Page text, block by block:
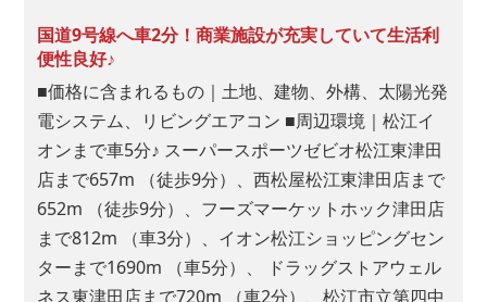
国道9号線へ車2分！商業施設が充実していて生活利
便性良好♪
■価格に含まれるもの｜土地、建物、外構、太陽光発
電システム、リビングエアコン ■周辺環境｜松江イ
オンまで車5分♪ スーパースポーツゼビオ松江東津田
店まで657m （徒歩9分）、西松屋松江東津田店まで
652m （徒歩9分）、フーズマーケットホック津田店
まで812m （車3分）、イオン松江ショッピングセン
ターまで1690m （車5分）、 ドラッグストアウェル
ネス東津田店まで720m （車2分）、松江市立第四中